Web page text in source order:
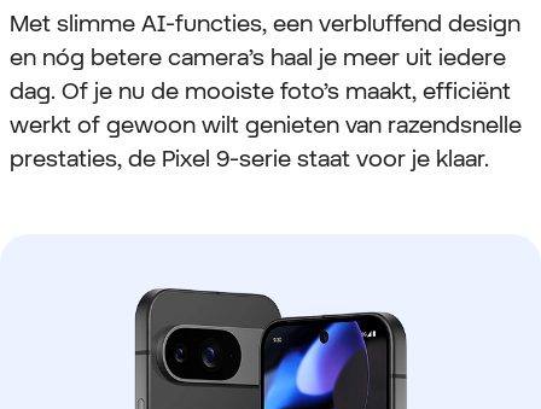
Met slimme AI-functies, een verbluffend design
en nóg betere camera’s haal je meer uit iedere
dag. Of je nu de mooiste foto’s maakt, efficiënt
werkt of gewoon wilt genieten van razendsnelle
prestaties, de Pixel 9-serie staat voor je klaar.